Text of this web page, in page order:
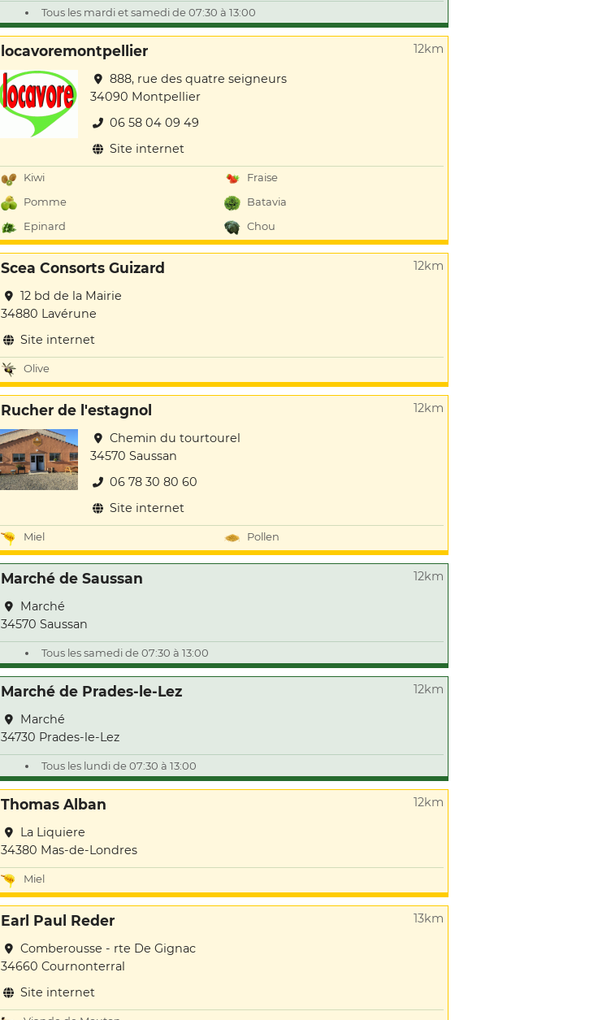
Tous les mardi et samedi de 07:30 à 13:00
locavoremontpellier 12km
888, rue des quatre seigneurs
34090 Montpellier
06 58 04 09 49
Site internet
Kiwi
Fraise
Pomme
Batavia
Epinard
Chou
Scea Consorts Guizard 12km
12 bd de la Mairie
34880 Lavérune
Site internet
Olive
Rucher de l'estagnol 12km
Chemin du tourtourel
34570 Saussan
06 78 30 80 60
Site internet
Miel Pollen
Marché de Saussan 12km
Marché
34570 Saussan
Tous les samedi de 07:30 à 13:00
Marché de Prades-le-Lez 12km
Marché
34730 Prades-le-Lez
Tous les lundi de 07:30 à 13:00
Thomas Alban 12km
La Liquiere
34380 Mas-de-Londres
Miel
Earl Paul Reder 13km
Comberousse - rte De Gignac
34660 Cournonterral
Site internet